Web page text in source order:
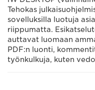
Tehokas
sovelluksilla luotuja
riippumatta.
auttavat luomaan
PDF:n luonti,
työnkulkuja, kuten